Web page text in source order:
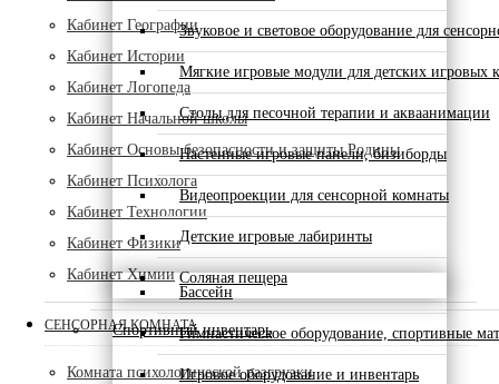
Звуковое и световое оборудование для
Мягкие игровые модули для детских игровых
Столы для песочной терапии и акваанимации
Настенные игровые панели, бизиборды
Видеопроекции для сенсорной комнаты
Детские игровые лабиринты
Соляная пещера
Спортивный инвентарь
Бассейн
Гимнастическое оборудование, спортивные
Игровое оборудование и инвентарь
Кабинет Географии
Кабинет Истории
Кабинет Логопеда
Кабинет Начальной школы
Кабинет Основы безопасности и защиты Родины
Кабинет Психолога
Кабинет Технологии
Кабинет Физики
Кабинет Химии
СЕНСОРНАЯ КОМНАТА
Комната психологической разгрузки